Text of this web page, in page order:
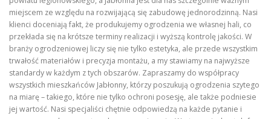
miejscem ze względu na rozwijającą się zabudowę jednorodzinną. Nasi
klienci doceniają fakt, że produkujemy ogrodzenia we własnej hali, co
przekłada się na krótsze terminy realizacji i wyższą kontrolę jakości. W
branży ogrodzeniowej liczy się nie tylko estetyka, ale przede wszystkim
trwałość materiałów i precyzja montażu, a my stawiamy na najwyższe
standardy w każdym z tych obszarów. Zapraszamy do współpracy
wszystkich mieszkańców Jabłonny, którzy poszukują ogrodzenia szytego
na miarę – takiego, które nie tylko ochroni posesję, ale także podniesie
jej wartość. Nasi specjaliści chętnie odpowiedzą na każde pytanie i